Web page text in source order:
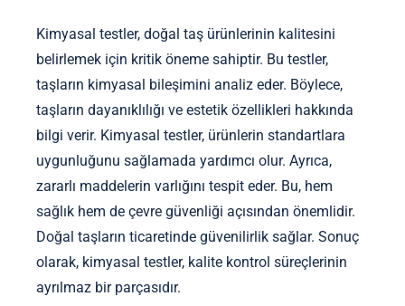
Kimyasal testler, doğal taş ürünlerinin kalitesini
belirlemek için kritik öneme sahiptir. Bu testler,
taşların kimyasal bileşimini analiz eder. Böylece,
taşların dayanıklılığı ve estetik özellikleri hakkında
bilgi verir. Kimyasal testler, ürünlerin standartlara
uygunluğunu sağlamada yardımcı olur. Ayrıca,
zararlı maddelerin varlığını tespit eder. Bu, hem
sağlık hem de çevre güvenliği açısından önemlidir.
Doğal taşların ticaretinde güvenilirlik sağlar. Sonuç
olarak, kimyasal testler, kalite kontrol süreçlerinin
ayrılmaz bir parçasıdır.